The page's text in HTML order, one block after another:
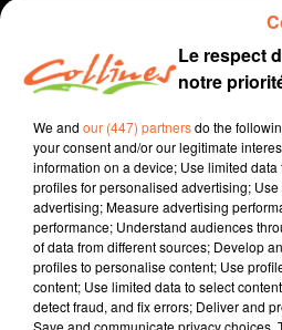
Infos
4 mai 2023 - 11 min 51 sec
JOURNAL DU JEUDI 04 MAI ( MIDI )
Patrice Bémanangy
L'info près de chez vous.
Le projet éolien envisagé à
l'unanimité notamment dans la
Le respect
notre
We and our (447) partnersdo the
your consent and/or our legitimate
information on a device; Use limited
profiles for personalised advertising;
advertising; Measure advertising
performance; Understand audiences
of data from different sources; Develop
profiles to personalise content; Use
content; Use limited data to select
detect fraud, and fix errors; Deliver and
Save and communicate privacy choices.